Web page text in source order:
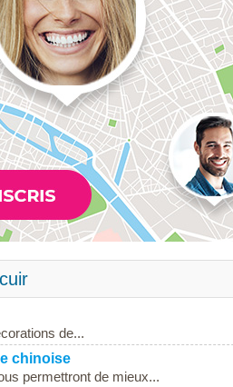
de...
chinoise
permettront de mieux...